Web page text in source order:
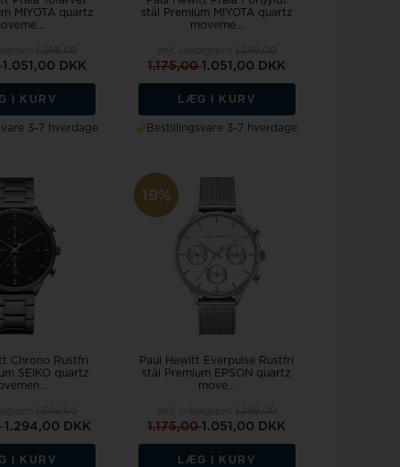
MIYOTA quartz
1.051,00 DKK
I KURV
3-7 hverdage
stål Premium MIYOTA quartz
moveme...
1.175,001.051,00 DKK
LÆG I KURV
Bestillingsvare 3-7 hverdage
Chrono Rustfri
SEIKO quartz
1.294,00 DKK
I KURV
19%
Paul Hewitt Everpulse Rustfri
stål Premium EPSON quartz
move...
1.175,001.051,00 DKK
LÆG I KURV